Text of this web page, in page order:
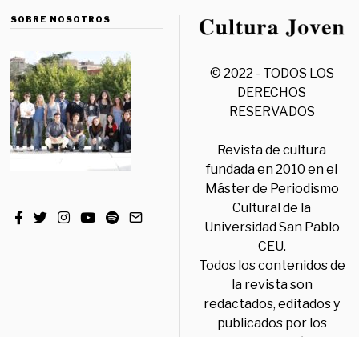
SOBRE NOSOTROS
© 2022 - TODOS LOS
DERECHOS
RESERVADOS
Revista de cultura
fundada en 2010 en el
Máster de Periodismo
Cultural de la
Universidad San Pablo
CEU.
Todos los contenidos de
la revista son
redactados, editados y
publicados por los